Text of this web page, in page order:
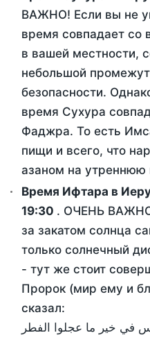
ВАЖНО! Если вы не
время совпадает со
в вашей местности,
небольшой
безопасности.
время Сухура
Фаджра. То есть
пищи и всего, что
азаном на утреннюю
Время Ифтара в
19:30 . ОЧЕНЬ
за закатом солнца
только солнечный
- тут же стоит
Пророк (мир ему и
сказал:
في خير ما عجلوا الفطر